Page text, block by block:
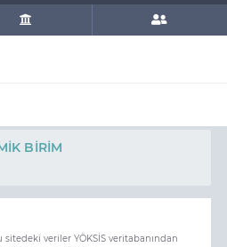
BIRIM
sitedeki veriler YÖKSİS veritabanından